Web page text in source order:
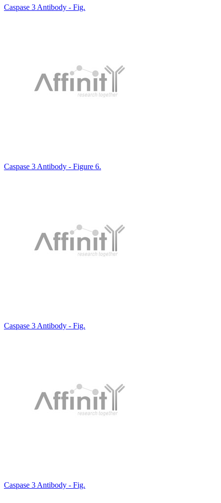
Caspase 3 Antibody - Fig.
Caspase 3 Antibody - Figure 6.
Caspase 3 Antibody - Fig.
Caspase 3 Antibody - Fig.